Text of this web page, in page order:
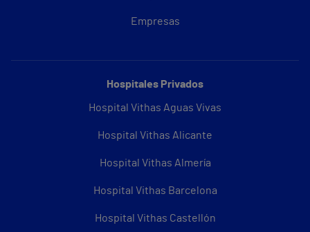
Empresas
Hospitales Privados
Hospital Vithas Aguas Vivas
Hospital Vithas Alicante
Hospital Vithas Almería
Hospital Vithas Barcelona
Hospital Vithas Castellón